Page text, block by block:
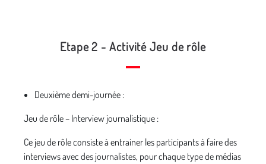
Etape 2 - Activité Jeu de rôle
Deuxième demi-journée :
Jeu de rôle – Interview journalistique :
Ce jeu de rôle consiste à entrainer les participants à faire des
interviews avec des journalistes, pour chaque type de médias